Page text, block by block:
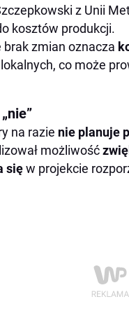
z Unii
kosztów produkcji.
zmian oznacza
co może
na razie nie planuje
możliwość
sięw projekcie